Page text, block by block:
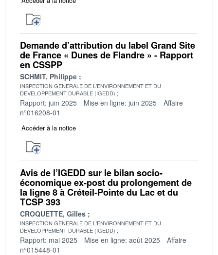
Demande d’attribution du label Grand Site
de France « Dunes de Flandre » - Rapport
en CSSPP
SCHMIT, Philippe
INSPECTION GENERALE DE L'ENVIRONNEMENT ET DU
DEVELOPPEMENT DURABLE (IGEDD)
Rapport: juin 2025 Mise en ligne: juin 2025
Affaire
n°016208-01
Accéder à la notice
Avis de l’IGEDD sur le bilan socio-
économique ex-post du prolongement de
la ligne 8 à Créteil-Pointe du Lac et du
TCSP 393
CROQUETTE, Gilles
INSPECTION GENERALE DE L'ENVIRONNEMENT ET DU
DEVELOPPEMENT DURABLE (IGEDD)
Rapport: mai 2025 Mise en ligne: août 2025
Affaire
n°015448-01